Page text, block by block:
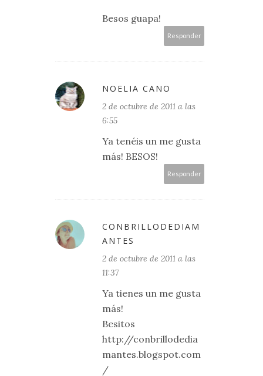
Besos guapa!
Responder
NOELIA CANO
2 de octubre de 2011 a las
6:55
Ya tenéis un me gusta
más! BESOS!
Responder
CONBRILLODEDIAM
ANTES
2 de octubre de 2011 a las
11:37
Ya tienes un me gusta
más!
Besitos
http://conbrillodedia
mantes.blogspot.com
/